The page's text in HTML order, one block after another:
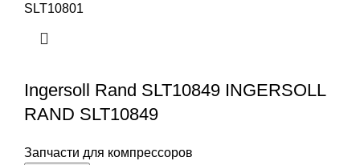
SLT10801
Ingersoll Rand SLT10849 INGERSOLL
RAND SLT10849
Запчасти для компрессоров